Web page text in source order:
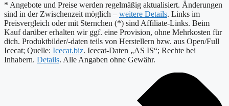
* Angebote und Preise werden regelmäßig aktualisiert. Änderungen
sind in der Zwischenzeit möglich – weitere Details. Links im
Preisvergleich oder mit Sternchen (*) sind Affiliate-Links. Beim
Kauf darüber erhalten wir ggf. eine Provision, ohne Mehrkosten für
dich. Produktbilder/-daten teils von Herstellern bzw. aus Open/Full
Icecat; Quelle: Icecat.biz. Icecat-Daten „AS IS“; Rechte bei
Inhabern. Details. Alle Angaben ohne Gewähr.